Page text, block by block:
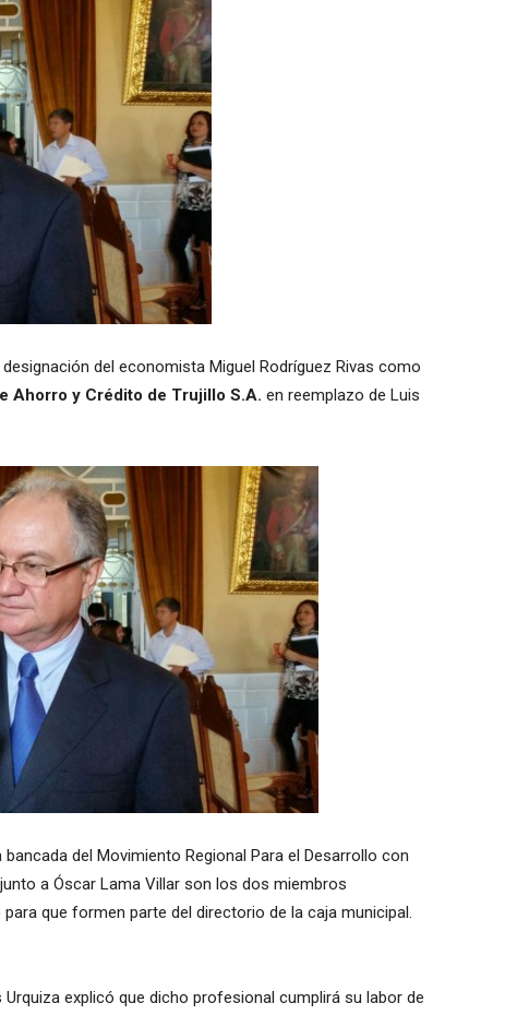
del economista Miguel Rodríguez Rivas como
Ahorro y Crédito de Trujillo S.A. en reemplazo de Luis
del Movimiento Regional Para el Desarrollo con
a Óscar Lama Villar son los dos miembros
que formen parte del directorio de la caja municipal.
explicó que dicho profesional cumplirá su labor de